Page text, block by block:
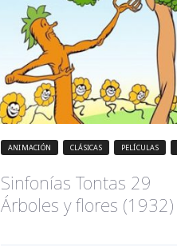
ANIMACIÓN CLÁSICAS PELÍCULAS
Sinfonías Tontas 29
Árboles y flores (1932)